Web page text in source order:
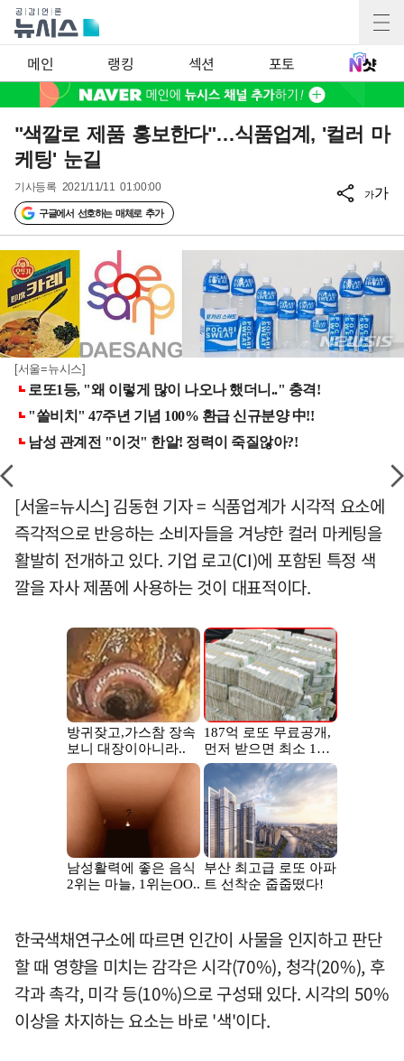
메인 랭킹 섹션 포토
"색깔로 제품 홍보한다"…식품업계, '컬러 마
케팅' 눈길
기사등록 2021/11/11 01:00:00
구글에서 선호하는 매체로 추가
가가
[서울=뉴시스]
[서울=뉴시스] 김동현 기자 = 식품업계가 시각적 요소에
즉각적으로 반응하는 소비자들을 겨냥한 컬러 마케팅을
활발히 전개하고 있다. 기업 로고(CI)에 포함된 특정 색
깔을 자사 제품에 사용하는 것이 대표적이다.
한국색채연구소에 따르면 인간이 사물을 인지하고 판단
할 때 영향을 미치는 감각은 시각(70%), 청각(20%), 후
각과 촉각, 미각 등(10%)으로 구성돼 있다. 시각의 50%
이상을 차지하는 요소는 바로 '색'이다.